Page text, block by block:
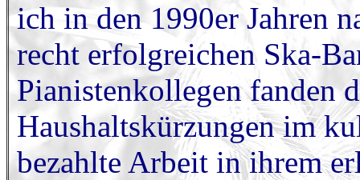
ich in den 1990er Jahren
recht erfolgreichen Ska-
Pianistenkollegen fanden
Haushaltskürzungen im
bezahlte Arbeit in ihrem